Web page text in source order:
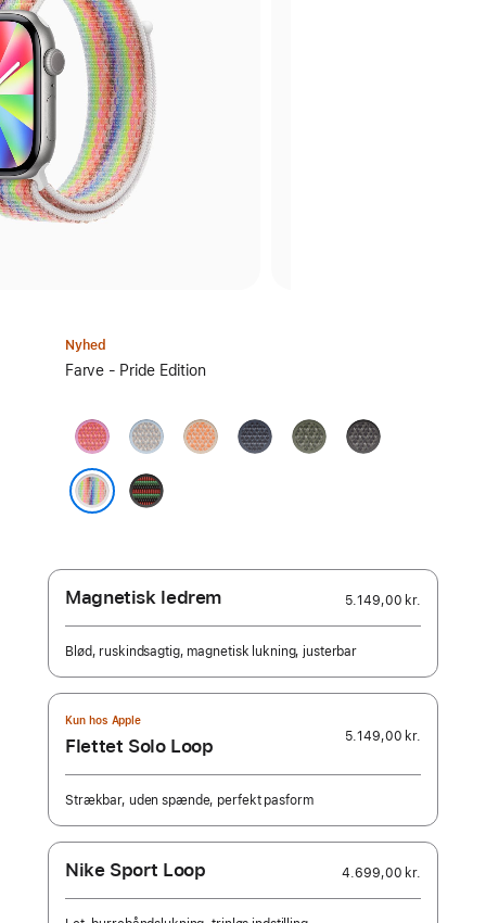
Nyhed
Vælg
Farve - Pride Edition
guavapink
blå
tågedis
kantalupmelon
stålblå skovgrønmørkegrå
Black Unity
–
Magnetisk ledrem 5.149,00 kr.
Blød, ruskindsagtig, magnetisk lukning, justerbar
Kun hos Apple
Flettet Solo Loop 5.149,00 kr.
Strækbar, uden spænde, perfekt pasform
Nike Sport Loop 4.699,00 kr.